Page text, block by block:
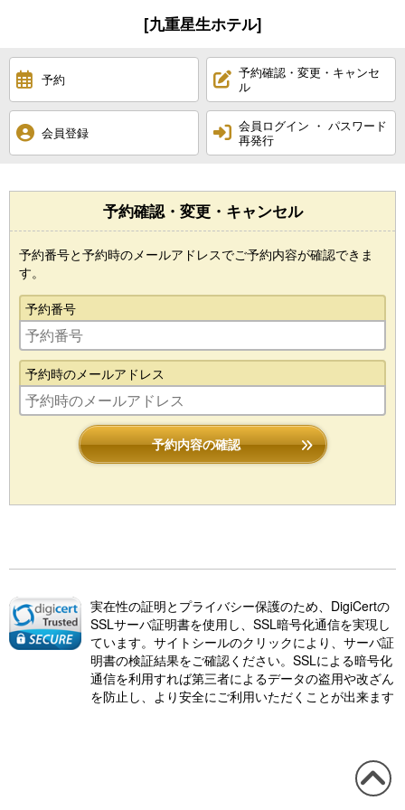
[九重星生ホテル]
予約
予約確認・変更・キャンセ
ル
会員登録
会員ログイン ・ パスワード
再発行
予約確認・変更・キャンセル
予約番号と予約時のメールアドレスでご予約内容が確認できま
す。
予約番号
予約時のメールアドレス
予約内容の確認
実在性の証明とプライバシー保護のため、DigiCertの
SSLサーバ証明書を使用し、SSL暗号化通信を実現し
ています。サイトシールのクリックにより、サーバ証
明書の検証結果をご確認ください。SSLによる暗号化
通信を利用すれば第三者によるデータの盗用や改ざん
を防止し、より安全にご利用いただくことが出来ます